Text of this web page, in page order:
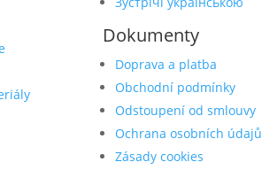
Dokumenty
Doprava a platba
Obchodní podmínky
Odstoupení od smlouvy
Ochrana osobních údajů
Zásady cookies